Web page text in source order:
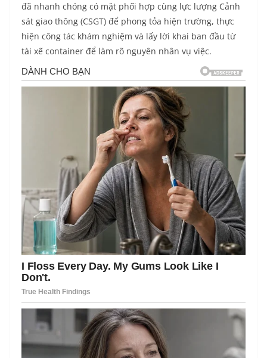
đã nhanh chóng có mặt phối hợp cùng lực lượng Cảnh
sát giao thông (CSGT) để phong tỏa hiện trường, thực
hiện công tác khám nghiệm và lấy lời khai ban đầu từ
tài xế container để làm rõ nguyên nhân vụ việc.